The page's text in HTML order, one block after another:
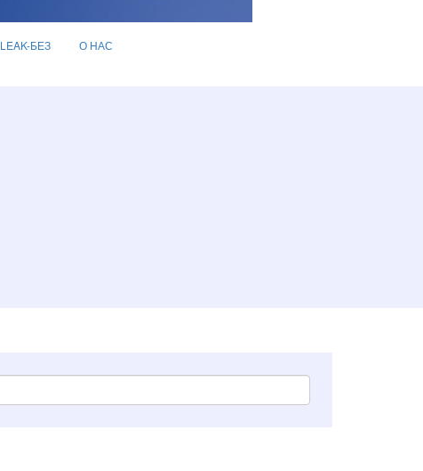
LEAK-БЕЗ О НАС